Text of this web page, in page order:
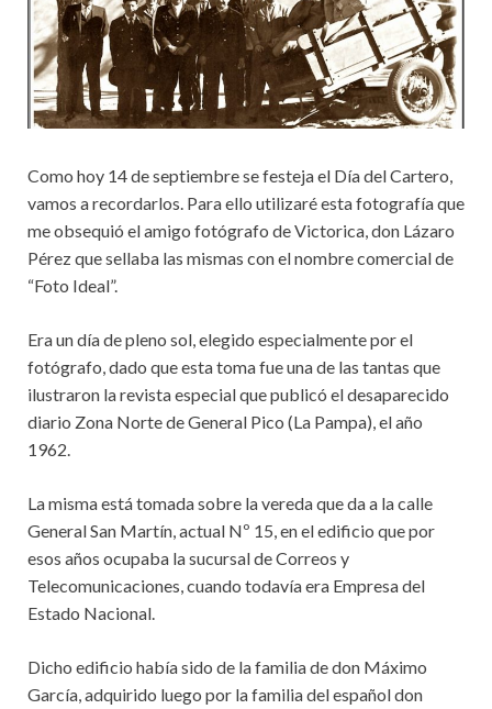
Como hoy 14 de septiembre se festeja el Día del Cartero,
vamos a recordarlos. Para ello utilizaré esta fotografía que
me obsequió el amigo fotógrafo de Victorica, don Lázaro
Pérez que sellaba las mismas con el nombre comercial de
“Foto Ideal”.
Era un día de pleno sol, elegido especialmente por el
fotógrafo, dado que esta toma fue una de las tantas que
ilustraron la revista especial que publicó el desaparecido
diario Zona Norte de General Pico (La Pampa), el año
1962.
La misma está tomada sobre la vereda que da a la calle
General San Martín, actual Nº 15, en el edificio que por
esos años ocupaba la sucursal de Correos y
Telecomunicaciones, cuando todavía era Empresa del
Estado Nacional.
Dicho edificio había sido de la familia de don Máximo
García, adquirido luego por la familia del español don